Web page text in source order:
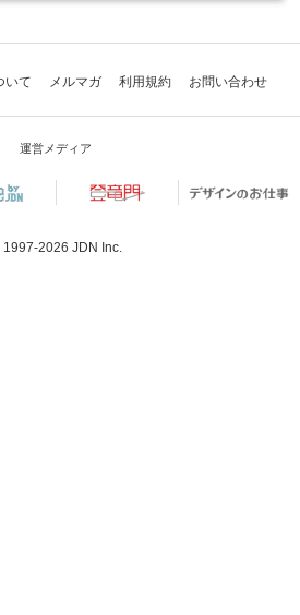
いて メルマガ 利用規約 お問い合わせ
運営メディア
2026 JDN Inc.